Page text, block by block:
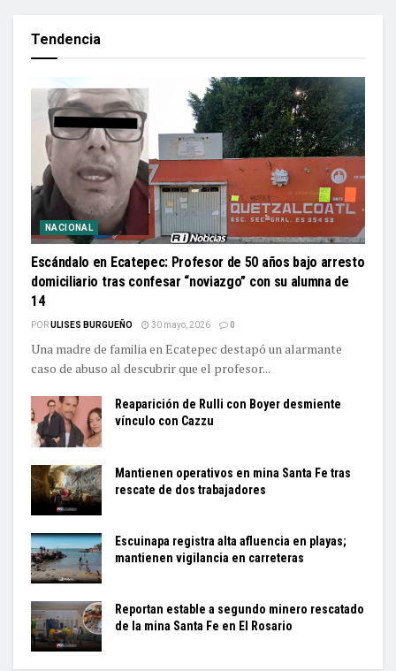
Tendencia
NACIONAL
Escándalo en Ecatepec: Profesor de 50 años bajo arresto
domiciliario tras confesar “noviazgo” con su alumna de
14
PORULISES BURGUEÑO 30 mayo, 2026 0
Una madre de familia en Ecatepec destapó un alarmante
caso de abuso al descubrir que el profesor...
Reaparición de Rulli con Boyer desmiente
vínculo con Cazzu
Mantienen operativos en mina Santa Fe tras
rescate de dos trabajadores
Escuinapa registra alta afluencia en playas;
mantienen vigilancia en carreteras
Reportan estable a segundo minero rescatado
de la mina Santa Fe en El Rosario